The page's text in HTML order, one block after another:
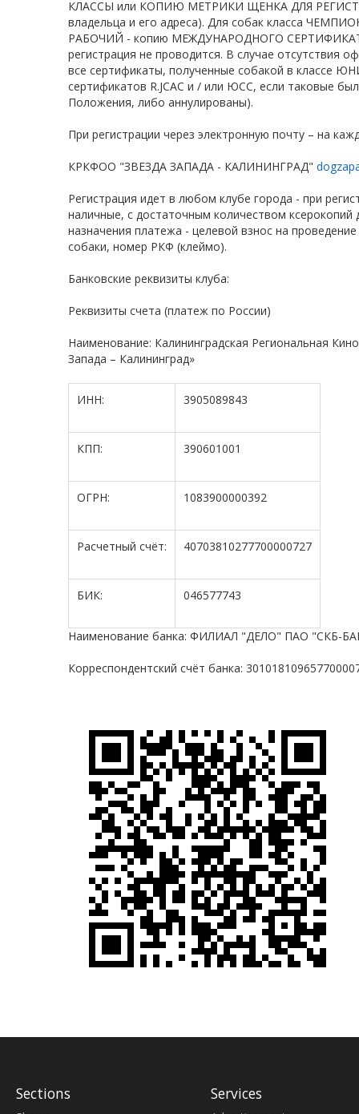
КЛАССЫ или КОПИЮ МЕТРИКИ ЩЕНКА ДЛЯ
владельца и его адреса). Для собак класса
РАБОЧИЙ - копию МЕЖДУНАРОДНОГО
регистрация не проводится. В случае отсутствия
все сертификаты, полученные собакой в классе
сертификатов R.JCAC и / или ЮСС, если таковые
Положения, либо аннулированы).
При регистрации через электронную почту – на
КРКФОО "ЗВЕЗДА ЗАПАДА - КАЛИНИНГРАД"
Регистрация идет в любом клубе города - при
наличные, с достаточным количеством
назначения платежа - целевой взнос на
собаки, номер РКФ (клеймо).
Банковские реквизиты клуба:
Реквизиты счета (платеж по России)
Наименование: Калининградская Региональная
Запада – Калининград»
ИНН: 3905089843
КПП: 390601001
ОГРН: 1083900000392
Расчетный счёт: 40703810277700000727
БИК: 046577743
Наименование банка: ФИЛИАЛ "ДЕЛО" ПАО "СКБ-
Корреспондентский счёт банка:
Sections Services